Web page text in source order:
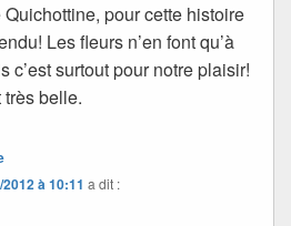
Quichottine, pour cette histoire
Les fleurs n’en font qu’à
c’est surtout pour notre plaisir!
très belle.
à 10:11 a dit :